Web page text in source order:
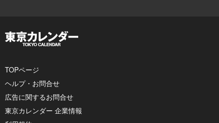
TOPページ
ヘルプ・お問合せ
広告に関するお問合せ
東京カレンダー 企業情報